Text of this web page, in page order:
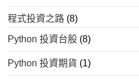
程式投資之路 (8)
Python 投資台股 (8)
Python 投資期貨 (1)